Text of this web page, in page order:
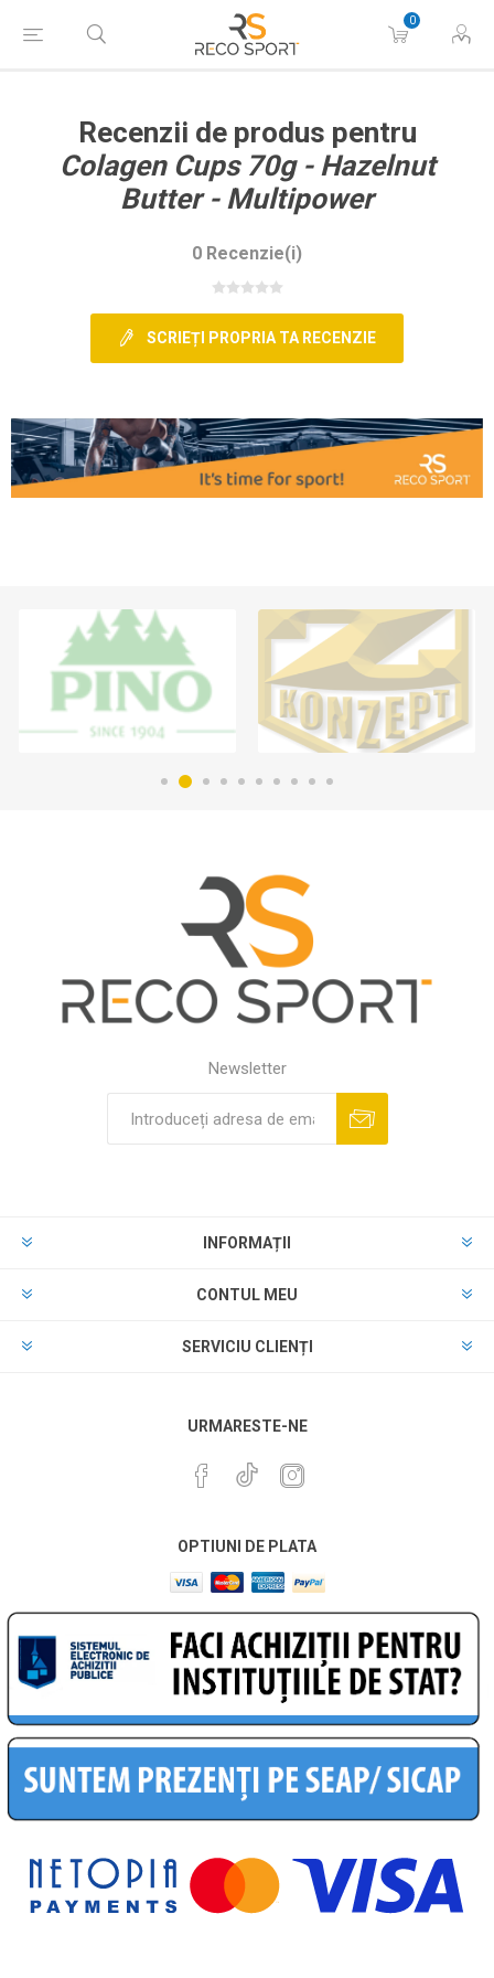
0
Recenzii de produs pentru
Colagen Cups 70g - Hazelnut
Butter - Multipower
0 Recenzie(i)
SCRIEȚI PROPRIA TA RECENZIE
Newsletter
INFORMAȚII
CONTUL MEU
SERVICIU CLIENȚI
URMARESTE-NE
OPTIUNI DE PLATA